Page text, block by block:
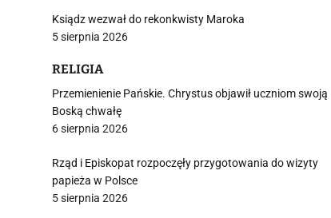
Ksiądz wezwał do rekonkwisty Maroka
5 sierpnia 2026
RELIGIA
Przemienienie Pańskie. Chrystus objawił uczniom swoją
Boską chwałę
6 sierpnia 2026
Rząd i Episkopat rozpoczęły przygotowania do wizyty
papieża w Polsce
5 sierpnia 2026